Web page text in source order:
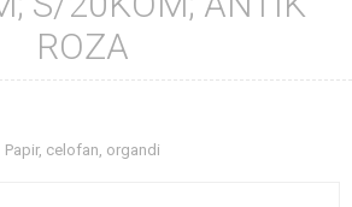
ROZA
Papir, celofan, organdi